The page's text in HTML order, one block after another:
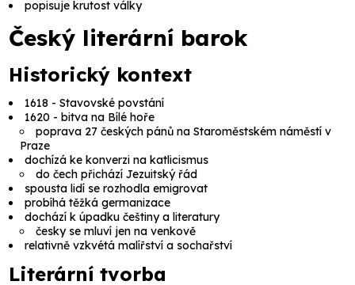
popisuje krutost války
Český literární barok
Historický kontext
1618 - Stavovské povstání
1620 - bitva na Bílé hoře
poprava 27 českých pánů na Staroměstském náměstí v
Praze
dochízá ke konverzi na katlicismus
do čech přichází Jezuitský řád
spousta lidí se rozhodla emigrovat
probíhá těžká germanizace
dochází k úpadku češtiny a literatury
česky se mluví jen na venkově
relativně vzkvétá malířství a sochařství
Literární tvorba